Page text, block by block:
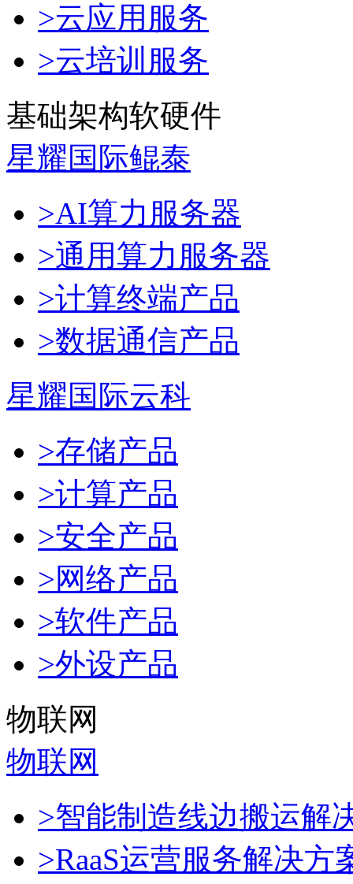
>云应用服务
>云培训服务
基础架构软硬件
星耀国际鲲泰
>AI算力服务器
>通用算力服务器
>计算终端产品
>数据通信产品
星耀国际云科
>存储产品
>计算产品
>安全产品
>网络产品
>软件产品
>外设产品
物联网
物联网
>智能制造线边搬运解
>RaaS运营服务解决方